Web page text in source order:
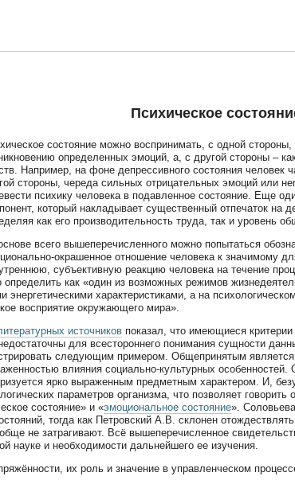
Психическое
состояние можно воспринимать, с одной
определенных эмоций, а, с другой стороны –
Например, на фоне депрессивного состояния человек
стороны, череда сильных отрицательных эмоций или
психику человека в подавленное состояние. Еще
который накладывает существенный отпечаток на
как его производительность труда, так и уровень
всего вышеперечисленного можно попытаться
окрашенное отношение человека к значимому
субъективную реакцию человека на течение
определить как «один из возможных режимов
характеристиками, а на
восприятие окружающего мира».
источников показал, что имеющиеся
для всестороннего понимания сущности
следующим примером. Общепринятым является
влияния социально-культурных
ярко выраженным предметным характером. И,
параметров организма, что позволяет
состояние» и «эмоциональное состояние».
тогда как Петровский А.В. склонен
не затрагивают. Всё вышеперечисленное
науке и необходимости дальнейшего ее изучения.
их роль и значение в управленческом